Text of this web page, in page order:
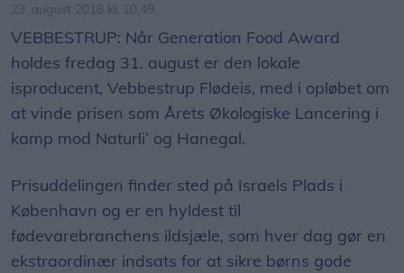
23. august 2018 kl. 10.49
VEBBESTRUP: Når Generation Food Award
holdes fredag 31. august er den lokale
isproducent, Vebbestrup Flødeis, med i opløbet om
at vinde prisen som Årets Økologiske Lancering i
kamp mod Naturli’ og Hanegal.
Prisuddelingen finder sted på Israels Plads i
København og er en hyldest til
fødevarebranchens ildsjæle, som hver dag gør en
ekstraordinær indsats for at sikre børns gode